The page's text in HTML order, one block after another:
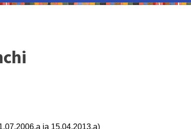
ja 15.04.2013.a)